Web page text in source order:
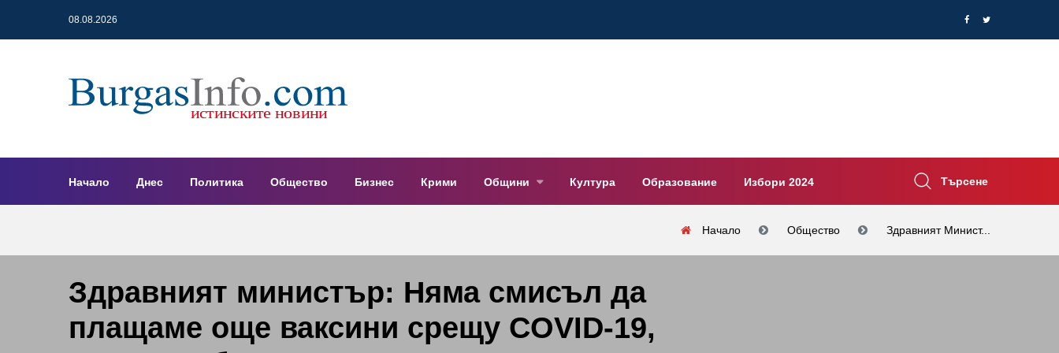
08.08.2026
Начало Днес Политика Общество Бизнес Крими Общини Култура Образование Избори 2024 Търсене
Начало Общество Здравният Минист...
Здравният министър: Няма смисъл да
плащаме още ваксини срещу COVID-19,